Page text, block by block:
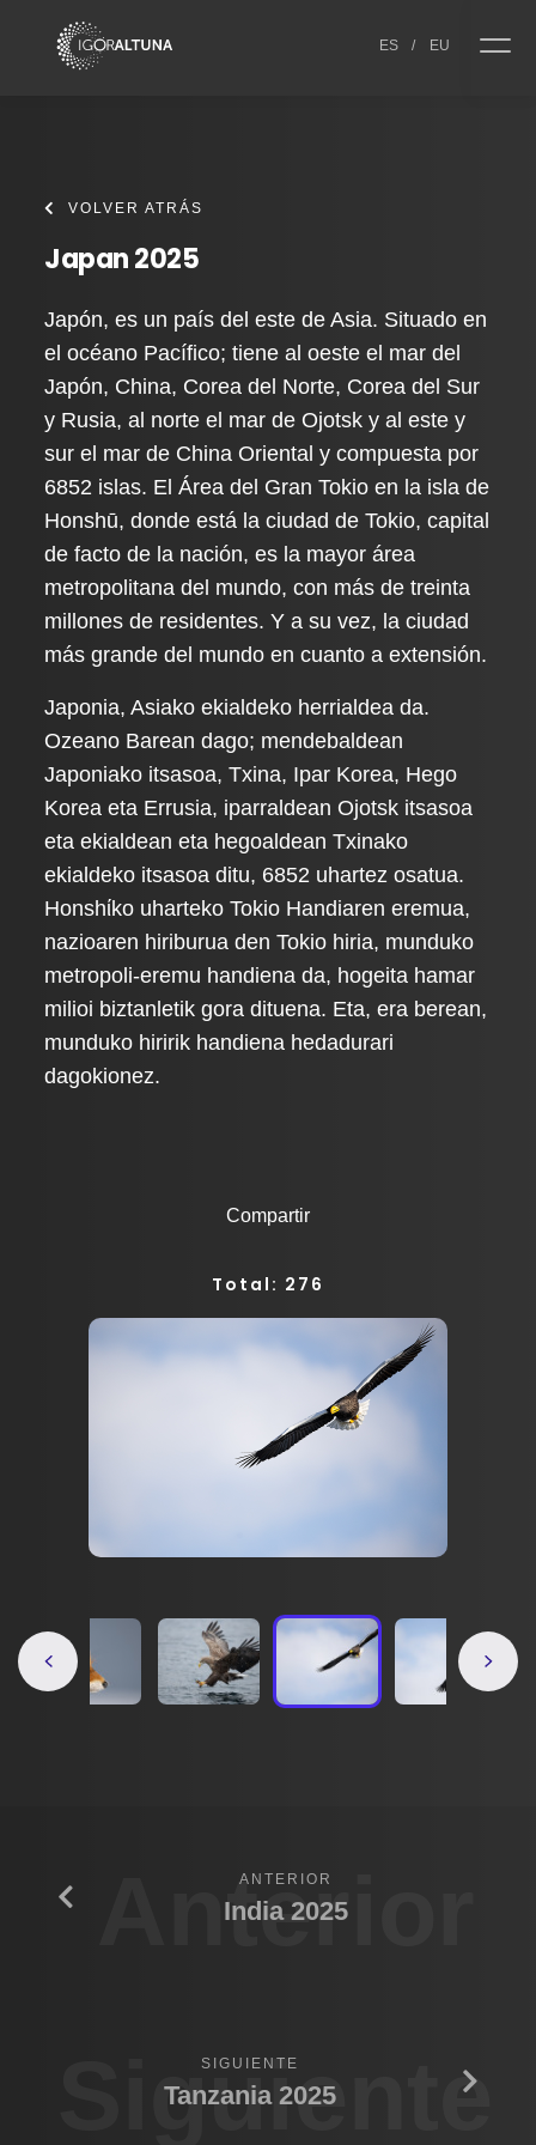
ES / EU
VOLVER ATRÁS
Japan 2025
Japón, es un país del este de Asia. Situado en
el océano Pacífico; tiene al oeste el mar del
Japón, China, Corea del Norte, Corea del Sur
y Rusia, al norte el mar de Ojotsk y al este y
sur el mar de China Oriental y compuesta por
6852 islas. El Área del Gran Tokio en la isla de
Honshū, donde está la ciudad de Tokio, capital
de facto de la nación, es la mayor área
metropolitana del mundo, con más de treinta
millones de residentes. Y a su vez, la ciudad
más grande del mundo en cuanto a extensión.
Japonia, Asiako ekialdeko herrialdea da.
Ozeano Barean dago; mendebaldean
Japoniako itsasoa, Txina, Ipar Korea, Hego
Korea eta Errusia, iparraldean Ojotsk itsasoa
eta ekialdean eta hegoaldean Txinako
ekialdeko itsasoa ditu, 6852 uhartez osatua.
Honshίko uharteko Tokio Handiaren eremua,
nazioaren hiriburua den Tokio hiria, munduko
metropoli-eremu handiena da, hogeita hamar
milioi biztanletik gora dituena. Eta, era berean,
munduko hiririk handiena hedadurari
dagokionez.
Compartir
Total: 276
Anterior
ANTERIOR
India 2025
Siguiente
SIGUIENTE
Tanzania 2025